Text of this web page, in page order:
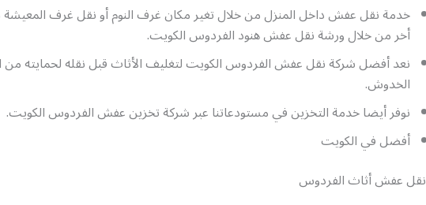
خدمة نقل عفش داخل المنزل من خلال تغير مكان غرف النوم أو نقل غرف
أخر من خلال ورشة نقل عفش هنود الفردوس الكويت.
نعد أفضل شركة نقل عفش الفردوس الكويت لتغليف الأثاث قبل نقله لحمايته من
الخدوش.
نوفر أيضا خدمة التخزين في مستودعاتنا عبر شركة تخزين عفش الفردوس الكويت.
أفضلفي الكويت
نقل عفش أثاث الفردوس